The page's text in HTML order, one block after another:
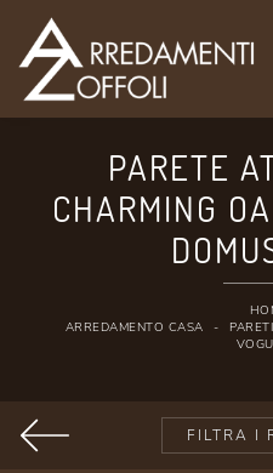
PARETE
CHARMING
ARREDAMENTO CASA
-
FILTRA I